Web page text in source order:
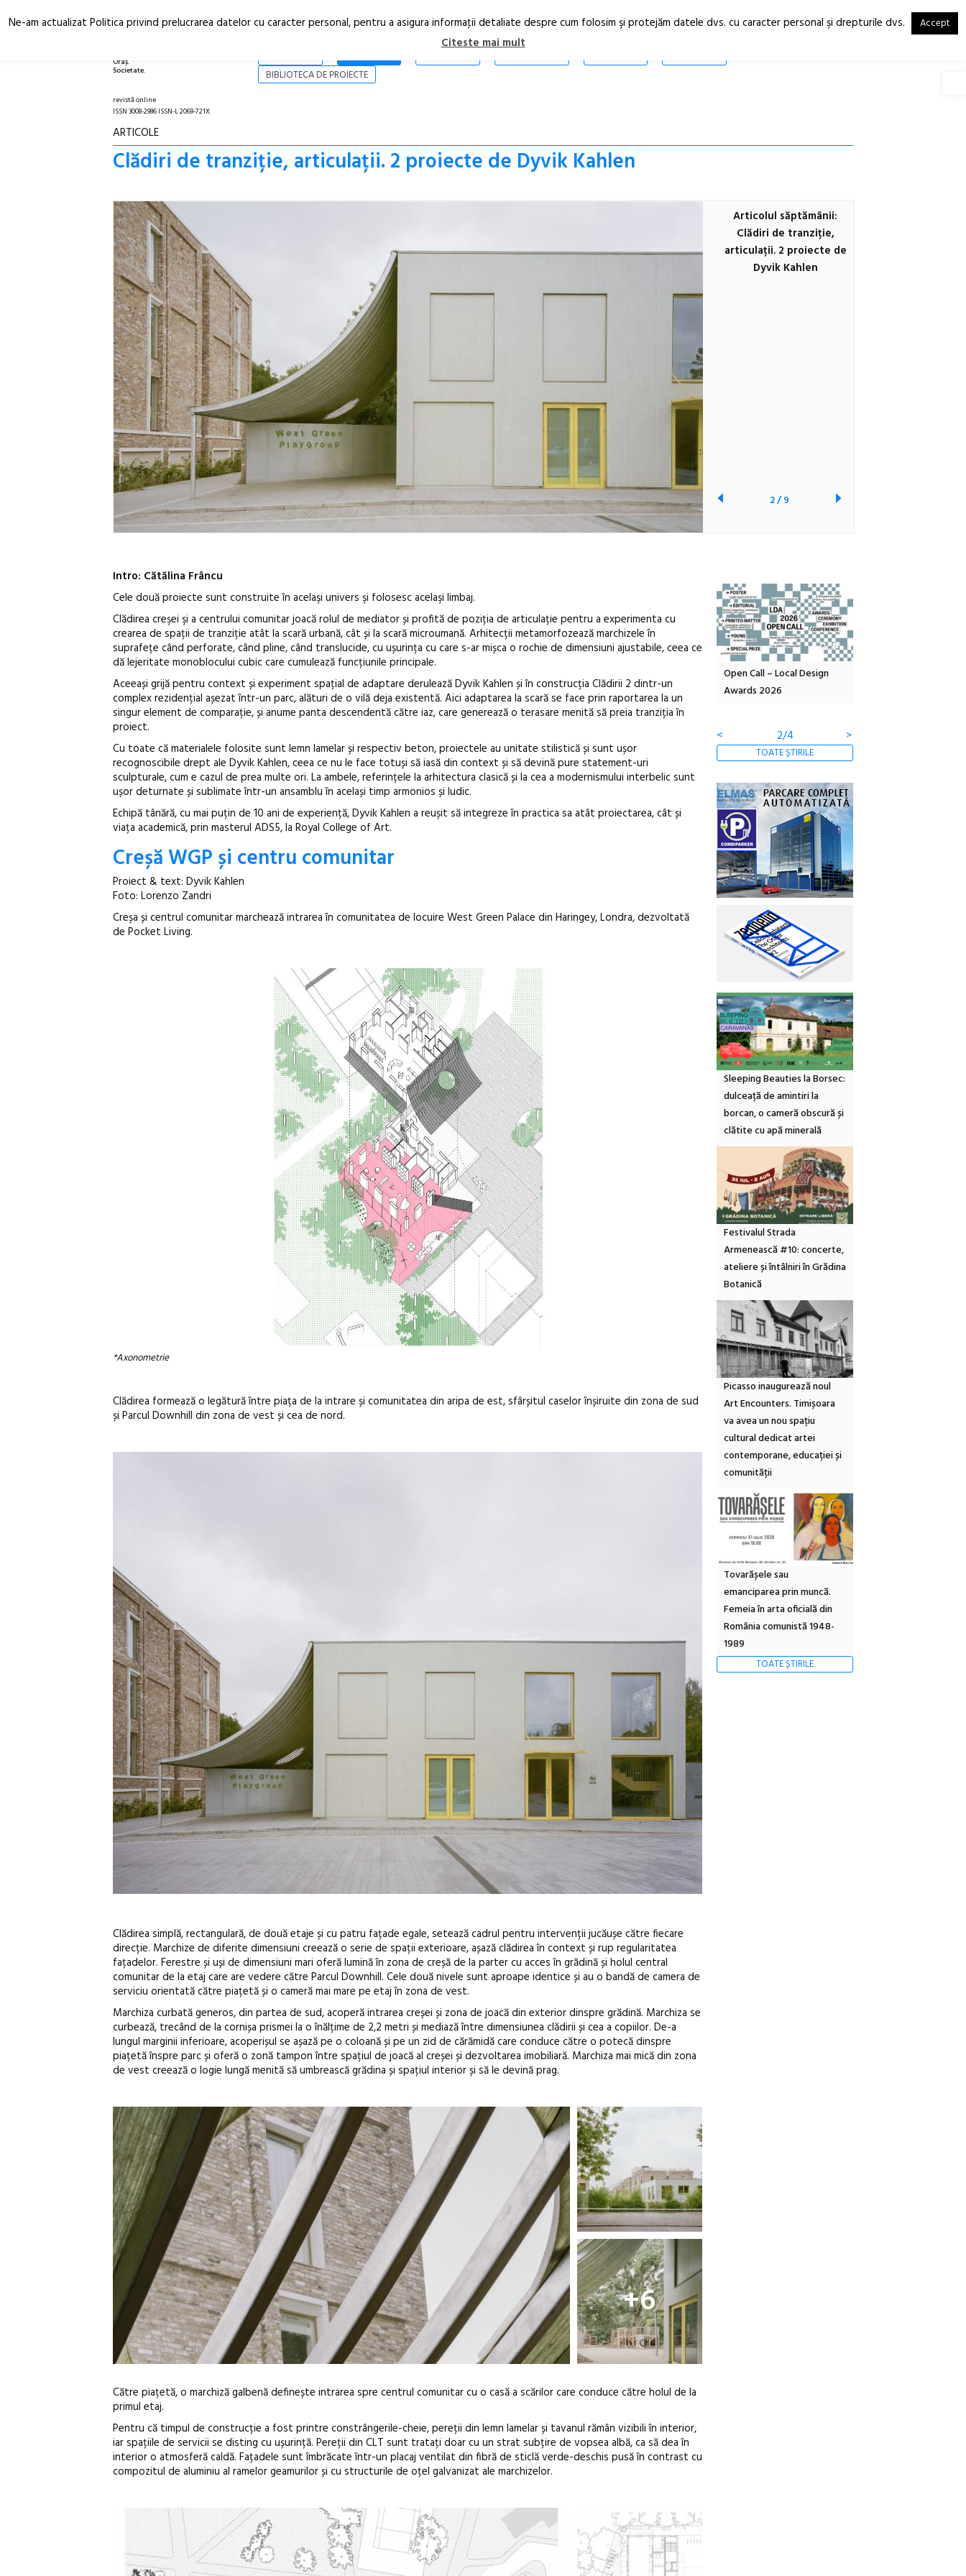
Oraș.
Societate.
RO
EN
ARTICOLE
BIBLIOTECA DE PROIECTE
revistă online
ISSN 3008-2986 ISSN-L 2069-721X
ARTICOLE
Clădiri de tranziție, articulații. 2 proiecte de Dyvik Kahlen
Articolul săptămânii:
Clădiri de tranziție,
articulații. 2 proiecte de
Dyvik Kahlen
2/9
Intro: Cătălina Frâncu
Cele două proiecte sunt construite în acelaşi univers şi folosesc acelaşi limbaj.
Clădirea creşei şi a centrului comunitar joacă rolul de mediator și profită de poziția de articulație pentru a experimenta cu
crearea de spații de tranziție atât la scară urbană, cât și la scară microumană. Arhitecții metamorfozează marchizele în
suprafețe când perforate, când pline, când translucide, cu ușurința cu care s-ar mișca o rochie de dimensiuni ajustabile, ceea ce
dă lejeritate monoblocului cubic care cumulează funcțiunile principale.
Aceeași grijă pentru context și experiment spațial de adaptare derulează Dyvik Kahlen și în construcția Clădirii 2 dintr-un
complex rezidențial așezat într-un parc, alături de o vilă deja existentă. Aici adaptarea la scară se face prin raportarea la un
singur element de comparație, și anume panta descendentă către iaz, care generează o terasare menită să preia tranziția în
proiect.
Cu toate că materialele folosite sunt lemn lamelar și respectiv beton, proiectele au unitate stilistică și sunt ușor
recognoscibile drept ale Dyvik Kahlen, ceea ce nu le face totuși să iasă din context și să devină pure statement-uri
sculpturale, cum e cazul de prea multe ori. La ambele, referințele la arhitectura clasică și la cea a modernismului interbelic sunt
ușor deturnate și sublimate într-un ansamblu în același timp armonios și ludic.
Echipă tânără, cu mai puțin de 10 ani de experiență, Dyvik Kahlen a reușit să integreze în practica sa atât proiectarea, cât și
viața academică, prin masterul ADS5, la Royal College of Art.
Creșă WGP și centru comunitar
Proiect & text: Dyvik Kahlen
Foto: Lorenzo Zandri
Creșa și centrul comunitar marchează intrarea în comunitatea de locuire West Green Palace din Haringey, Londra, dezvoltată
de Pocket Living.
*Axonometrie
Clădirea formează o legătură între piața de la intrare și comunitatea din aripa de est, sfârșitul caselor înșiruite din zona de sud
și Parcul Downhill din zona de vest și cea de nord.
Clădirea simplă, rectangulară, de două etaje și cu patru fațade egale, setează cadrul pentru intervenții jucăușe către fiecare
direcție. Marchize de diferite dimensiuni creează o serie de spații exterioare, așază clădirea în context și rup regularitatea
fațadelor. Ferestre și uși de dimensiuni mari oferă lumină în zona de creșă de la parter cu acces în grădină și holul central
comunitar de la etaj care are vedere către Parcul Downhill. Cele două nivele sunt aproape identice și au o bandă de camera de
serviciu orientată către piațetă și o cameră mai mare pe etaj în zona de vest.
Marchiza curbată generos, din partea de sud, acoperă intrarea creșei și zona de joacă din exterior dinspre grădină. Marchiza se
curbează, trecând de la cornișa prismei la o înălțime de 2,2 metri și mediază între dimensiunea clădirii și cea a copiilor. De-a
lungul marginii inferioare, acoperișul se așază pe o coloană și pe un zid de cărămidă care conduce către o potecă dinspre
piațetă înspre parc și oferă o zonă tampon între spațiul de joacă al creșei și dezvoltarea imobiliară. Marchiza mai mică din zona
de vest creează o logie lungă menită să umbrească grădina și spațiul interior și să le devină prag.
+6
Către piațetă, o marchiză galbenă definește intrarea spre centrul comunitar cu o casă a scărilor care conduce către holul de la
primul etaj.
Pentru că timpul de construcție a fost printre constrângerile-cheie, pereții din lemn lamelar și tavanul rămân vizibili în interior,
iar spațiile de servicii se disting cu ușurință. Pereții din CLT sunt tratați doar cu un strat subțire de vopsea albă, ca să dea în
interior o atmosferă caldă. Fațadele sunt îmbrăcate într-un placaj ventilat din fibră de sticlă verde-deschis pusă în contrast cu
compozitul de aluminiu al ramelor geamurilor și cu structurile de oțel galvanizat ale marchizelor.
Awards 2026
Anuala de artă urbană
Artown NOW #5:
<
3/4 >
TOATE ȘTIRILE
Sleeping Beauties la Borsec:
dulceață de amintiri la
borcan, o cameră obscură și
clătite cu apă minerală
Festivalul Strada
Armenească #10: concerte,
ateliere și întâlniri în Grădina
Botanică
Picasso inaugurează noul
Art Encounters. Timișoara
va avea un nou spațiu
cultural dedicat artei
contemporane, educației și
comunității
Tovarășele sau
emanciparea prin muncă.
Femeia în arta oficială din
România comunistă 1948-
1989
TOATE ȘTIRILE
Ne-am actualizat Politica privind prelucrarea datelor cu caracter personal, pentru a asigura informaţii detaliate despre cum folosim şi protejăm datele dvs. cu caracter personal şi drepturile dvs. Accept
Citeste mai mult